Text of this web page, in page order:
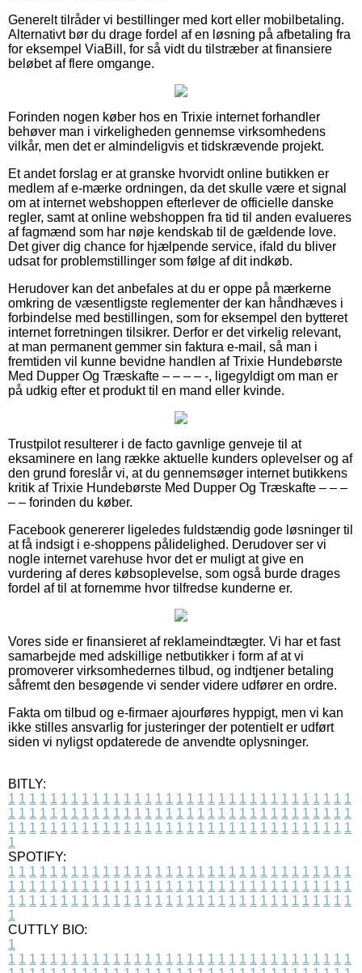
Generelt tilråder vi bestillinger med kort eller mobilbetaling.
Alternativt bør du drage fordel af en løsning på afbetaling fra
for eksempel ViaBill, for så vidt du tilstræber at finansiere
beløbet af flere omgange.
Forinden nogen køber hos en Trixie internet forhandler
behøver man i virkeligheden gennemse virksomhedens
vilkår, men det er almindeligvis et tidskrævende projekt.
Et andet forslag er at granske hvorvidt online butikken er
medlem af e-mærke ordningen, da det skulle være et signal
om at internet webshoppen efterlever de officielle danske
regler, samt at online webshoppen fra tid til anden evalueres
af fagmænd som har nøje kendskab til de gældende love.
Det giver dig chance for hjælpende service, ifald du bliver
udsat for problemstillinger som følge af dit indkøb.
Herudover kan det anbefales at du er oppe på mærkerne
omkring de væsentligste reglementer der kan håndhæves i
forbindelse med bestillingen, som for eksempel den bytteret
internet forretningen tilsikrer. Derfor er det virkelig relevant,
at man permanent gemmer sin faktura e-mail, så man i
fremtiden vil kunne bevidne handlen af Trixie Hundebørste
Med Dupper Og Træskafte – – – – -, ligegyldigt om man er
på udkig efter et produkt til en mand eller kvinde.
Trustpilot resulterer i de facto gavnlige genveje til at
eksaminere en lang række aktuelle kunders oplevelser og af
den grund foreslår vi, at du gennemsøger internet butikkens
kritik af Trixie Hundebørste Med Dupper Og Træskafte – – –
– – forinden du køber.
Facebook genererer ligeledes fuldstændig gode løsninger til
at få indsigt i e-shoppens pålidelighed. Derudover ser vi
nogle internet varehuse hvor det er muligt at give en
vurdering af deres købsoplevelse, som også burde drages
fordel af til at fornemme hvor tilfredse kunderne er.
Vores side er finansieret af reklameindtægter. Vi har et fast
samarbejde med adskillige netbutikker i form af at vi
promoverer virksomhedernes tilbud, og indtjener betaling
såfremt den besøgende vi sender videre udfører en ordre.
Fakta om tilbud og e-firmaer ajourføres hyppigt, men vi kan
ikke stilles ansvarlig for justeringer der potentielt er udført
siden vi nyligst opdaterede de anvendte oplysninger.
BITLY:
1 1 1 1 1 1 1 1 1 1 1 1 1 1 1 1 1 1 1 1 1 1 1 1 1 1 1 1 1 1 1 1 1
1 1 1 1 1 1 1 1 1 1 1 1 1 1 1 1 1 1 1 1 1 1 1 1 1 1 1 1 1 1 1 1 1
1 1 1 1 1 1 1 1 1 1 1 1 1 1 1 1 1 1 1 1 1 1 1 1 1 1 1 1 1 1 1 1 1
1
SPOTIFY:
1 1 1 1 1 1 1 1 1 1 1 1 1 1 1 1 1 1 1 1 1 1 1 1 1 1 1 1 1 1 1 1 1
1 1 1 1 1 1 1 1 1 1 1 1 1 1 1 1 1 1 1 1 1 1 1 1 1 1 1 1 1 1 1 1 1
1 1 1 1 1 1 1 1 1 1 1 1 1 1 1 1 1 1 1 1 1 1 1 1 1 1 1 1 1 1 1 1 1
1
CUTTLY BIO:
1
1 1 1 1 1 1 1 1 1 1 1 1 1 1 1 1 1 1 1 1 1 1 1 1 1 1 1 1 1 1 1 1 1